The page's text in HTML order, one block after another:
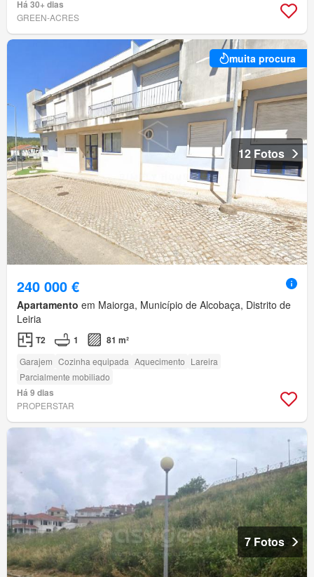
Há 30+ dias
GREEN-ACRES
muita procura
12 Fotos
240 000 €
Apartamento em Maiorga, Município de Alcobaça, Distrito de
Leiria
T2 1 81 m²
Garajem Cozinha equipada Aquecimento Lareira
Parcialmente mobiliado
Há 9 dias
PROPERSTAR
7 Fotos